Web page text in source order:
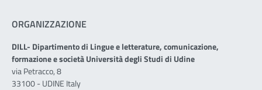
ORGANIZZAZIONE
DILL- Dipartimento di Lingue e letterature, comunicazione,
formazione e società Università degli Studi di Udine
via Petracco, 8
33100 - UDINE Italy